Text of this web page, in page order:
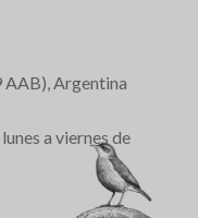
Argentina
a viernes de